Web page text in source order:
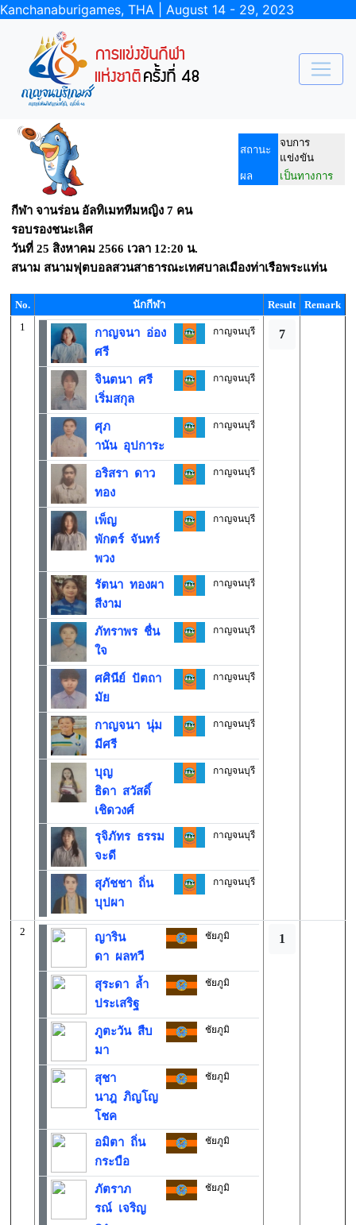
Kanchanaburigames, THA | August 14 - 29, 2023
สถานะ
จบการ
แข่งขัน
ผล
เป็นทางการ
กีฬา จานร่อน อัลทิเมททีมหญิง 7 คน
รอบรองชนะเลิศ
วันที่ 25 สิงหาคม 2566 เวลา 12:20 น.
สนาม สนามฟุตบอลสวนสาธารณะเทศบาลเมืองท่าเรือพระแท่น
No. นักกีฬา Result
Remark
1
กาญจนา อ่อง
ศรี
กาญจนบุรี
จินตนา ศรี
เริ่มสกุล
กาญจนบุรี
ศุภ
านัน อุปการะ
กาญจนบุรี
อริสรา ดาว
ทอง
กาญจนบุรี
เพ็ญ
พักตร์ จันทร์
พวง
กาญจนบุรี
รัตนา ทองผา
สีงาม
กาญจนบุรี
ภัทราพร ชื่น
ใจ
กาญจนบุรี
ศศินีย์ ปัตถา
มัย
กาญจนบุรี
กาญจนา นุ่ม
มีศรี
กาญจนบุรี
บุญ
ธิดา สวัสดิ์
เชิดวงศ์
กาญจนบุรี
รุจิภัทร ธรรม
จะดี
กาญจนบุรี
สุภัชชา ถิ่น
บุปผา
กาญจนบุรี
7
2
ญาริน
ดา ผลทวี
ชัยภูมิ
สุระดา ล้ำ
ประเสริฐ
ชัยภูมิ
ภูตะวัน สืบ
มา
ชัยภูมิ
สุชา
นาฎ ภิญโญ
โชค
ชัยภูมิ
อมิตา ถิ่น
กระบือ
ชัยภูมิ
ภัตราภ
รณ์ เจริญ
ชัยภูมิ
1